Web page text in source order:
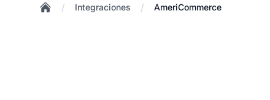
/ Integraciones / AmeriCommerce